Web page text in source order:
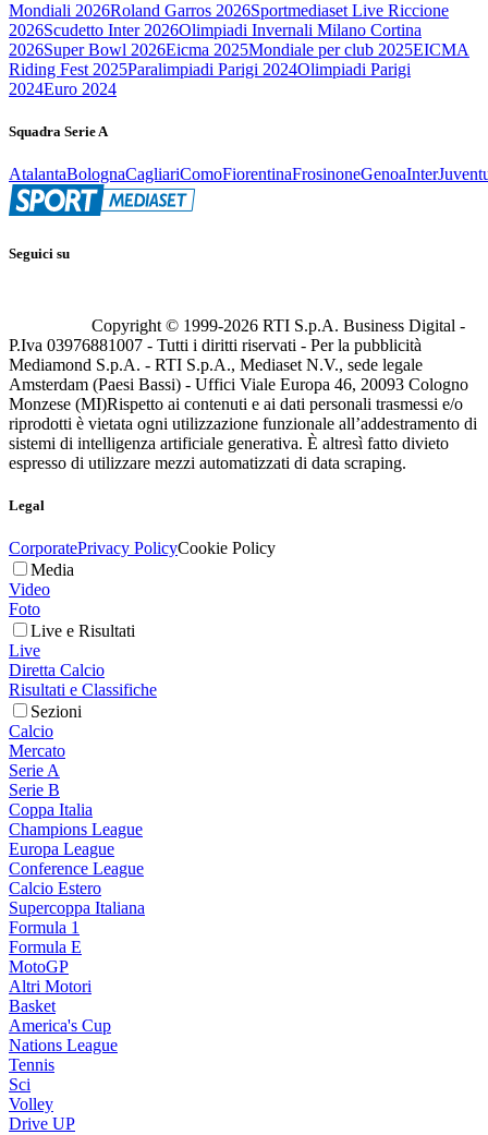
Mondiali 2026Roland Garros 2026Sportmediaset Live Riccione
2026Scudetto Inter 2026Olimpiadi Invernali Milano Cortina
2026Super Bowl 2026Eicma 2025Mondiale per club 2025EICMA
Riding Fest 2025Paralimpiadi Parigi 2024Olimpiadi Parigi
2024Euro 2024
Squadra Serie A
AtalantaBolognaCagliariComoFiorentinaFrosinoneGenoaInter
Seguici su
Copyright © 1999-2026 RTI S.p.A. Business Digital -
P.Iva 03976881007 - Tutti i diritti riservati - Per la pubblicità
Mediamond S.p.A. - RTI S.p.A., Mediaset N.V., sede legale
Amsterdam (Paesi Bassi) - Uffici Viale Europa 46, 20093 Cologno
Monzese (MI)Rispetto ai contenuti e ai dati personali trasmessi e/o
riprodotti è vietata ogni utilizzazione funzionale all’addestramento di
sistemi di intelligenza artificiale generativa. È altresì fatto divieto
espresso di utilizzare mezzi automatizzati di data scraping.
Legal
CorporatePrivacy PolicyCookie Policy
Media
Video
Foto
Live e Risultati
Live
Diretta Calcio
Risultati e Classifiche
Sezioni
Calcio
Mercato
Serie A
Serie B
Coppa Italia
Champions League
Europa League
Conference League
Calcio Estero
Supercoppa Italiana
Formula 1
Formula E
MotoGP
Altri Motori
Basket
America's Cup
Nations League
Tennis
Sci
Volley
Drive UP